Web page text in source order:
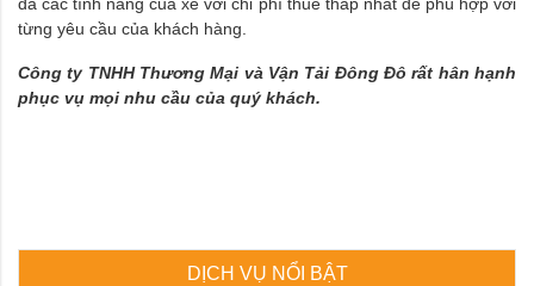
DỊCH VỤ NỔI BẬT
đa các tính năng của xe với chi phí thuê thấp nhất để phù hợp với
từng yêu cầu của khách hàng.
Công ty TNHH Thương Mại và Vận Tải Đông Đô rất hân hạnh
phục vụ mọi nhu cầu của quý khách.